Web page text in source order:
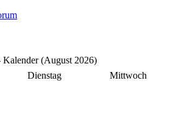
Kalender (August 2026)
Dienstag Mittwoch